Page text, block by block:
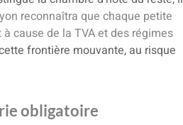
reconnaîtra que chaque petite
cause de la TVA et des régimes
frontière mouvante, au risque
obligatoire